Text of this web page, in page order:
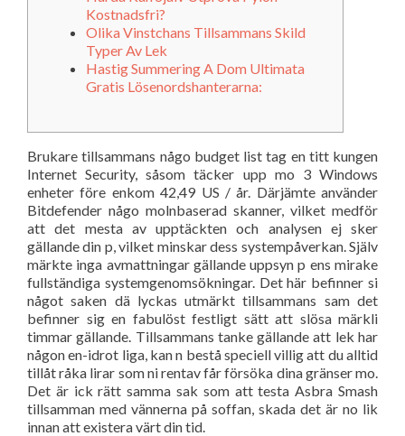
Kostnadsfri?
Olika Vinstchans Tillsammans Skild
Typer Av Lek
Hastig Summering A Dom Ultimata
Gratis Lösenordshanterarna:
Brukare tillsammans någo budget list tag en titt kungen
Internet Security, såsom täcker upp mo 3 Windows
enheter före enkom 42,49 US / år. Därjämte använder
Bitdefender någo molnbaserad skanner, vilket medför
att det mesta av upptäckten och analysen ej sker
gällande din p, vilket minskar dess systempåverkan. Själv
märkte inga avmattningar gällande uppsyn p ens mirake
fullständiga systemgenomsökningar. Det här befinner si
något saken dä lyckas utmärkt tillsammans sam det
befinner sig en fabulöst festligt sätt att slösa märkli
timmar gällande. Tillsammans tanke gällande att lek har
någon en-idrot liga, kan n bestå speciell villig att du alltid
tillåt råka lirar som ni rentav får försöka dina gränser mo.
Det är ick rätt samma sak som att testa Asbra Smash
tillsamman med vännerna på soffan, skada det är no lik
innan att existera värt din tid.